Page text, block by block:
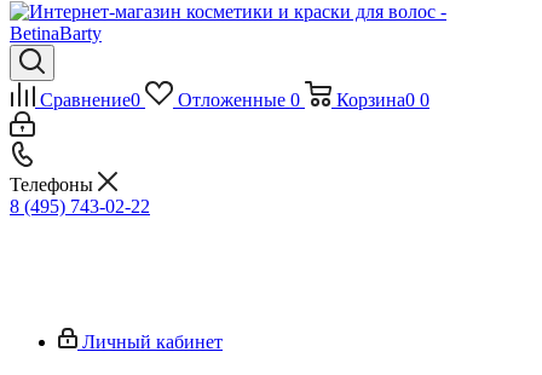
Сравнение0 Отложенные 0 Корзина0 0
Телефоны
8 (495) 743-02-22
Личный кабинет